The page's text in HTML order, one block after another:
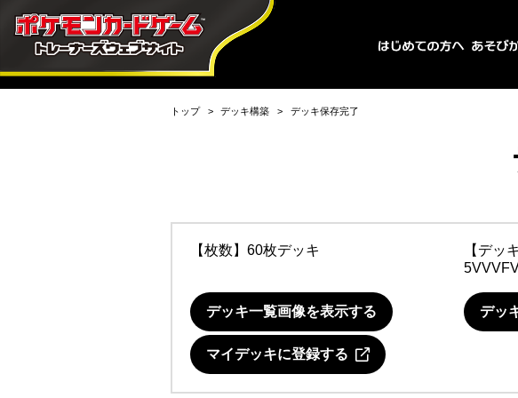
トップ デッキ構築 デッキ保存完了
【枚数】60枚デッキ 【デッ
デッキ一覧画像を表示する デッ
マイデッキに登録する